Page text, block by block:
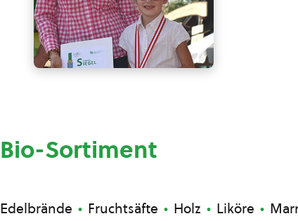
Bio-Sortiment
Edelbrände Fruchtsäfte Holz Liköre